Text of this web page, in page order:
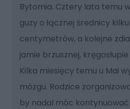
Bytomia. Cztery lata temu
guzy o łącznej średnicy
centymetrów, a kolejne
jamie brzusznej,
Kilka miesięcy temu u Mai
mózgu. Rodzice
by nadal móc